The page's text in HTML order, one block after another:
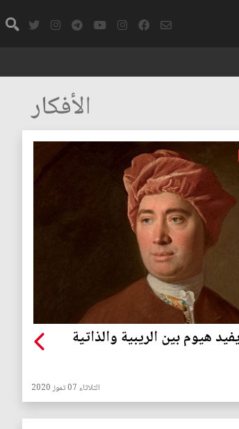
الأفكار
هيوم بين الريبية والذاتية
الثلاثاء 07 تموز 2020